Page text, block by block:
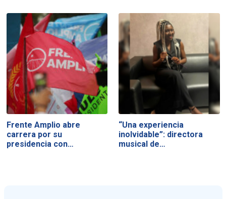
Frente Amplio abre
carrera por su
presidencia con…
“Una experiencia
inolvidable”: directora
musical de…